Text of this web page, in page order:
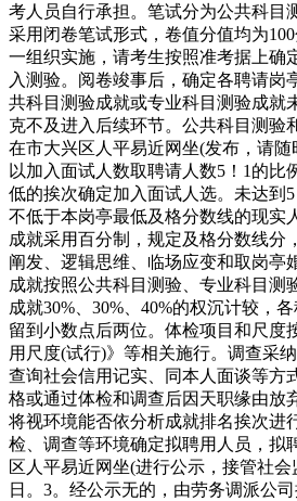
考人员自行承担。笔试分为公共科目
采用闭卷笔试形式，卷值分值均为
一组织实施，请考生按照准考据上确
入测验。阅卷竣事后，确定各聘请岗
共科目测验成就或专业科目测验成就
克不及进入后续环节。公共科目测验
在市大兴区人平易近网坐(发布，请
以加入面试人数取聘请人数5！1的比
低的挨次确定加入面试人选。未达到
不低于本岗亭最低及格分数线的现实
成就采用百分制，规定及格分数线分
阐发、逻辑思维、临场应变和取岗亭
成就按照公共科目测验、专业科目测
成就30%、30%、40%的权沉计较，
留到小数点后两位。体检项目和尺度
用尺度(试行)》等相关施行。调查采
查询社会信用记实、同本人面谈等方
格或通过体检和调查后因天职缘由放
将视环境能否依分析成就排名挨次进
检、调查等环境确定拟聘用人员，拟
区人平易近网坐(进行公示，接管社
日。3。经公示无的，由劳务调派公